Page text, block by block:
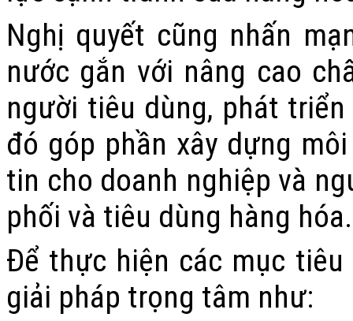
Nghị quyết cũng nhấn
nước gắn với nâng cao
người tiêu dùng, phát
đó góp phần xây dựng
tin cho doanh nghiệp và
phối và tiêu dùng hàng hóa.
Để thực hiện các mục tiêu
giải pháp trọng tâm như: